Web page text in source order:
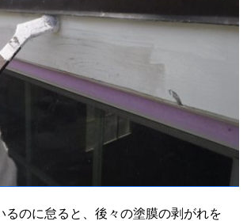
るのに怠ると、後々の塗膜の剥がれを